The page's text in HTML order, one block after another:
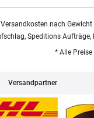
nach
Speditions
* Alle
Versandpartner